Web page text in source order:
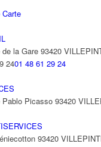
Carte
la Gare 93420
2401 48 61 29 24
Pablo Picasso 93420
93420